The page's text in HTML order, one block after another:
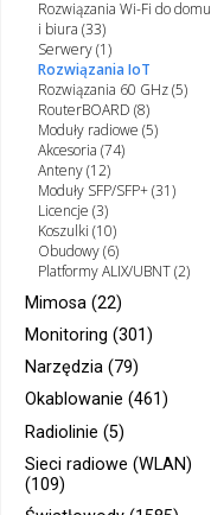
Rozwiązania Wi-Fi do domu
i biura (33)
Serwery (1)
Rozwiązania IoT
Rozwiązania 60 GHz (5)
RouterBOARD (8)
Moduły radiowe (5)
Akcesoria (74)
Anteny (12)
Moduły SFP/SFP+ (31)
Licencje (3)
Koszulki (10)
Obudowy (6)
Platformy ALIX/UBNT (2)
Mimosa (22)
Monitoring (301)
Narzędzia (79)
Okablowanie (461)
Radiolinie (5)
Sieci radiowe (WLAN)
(109)